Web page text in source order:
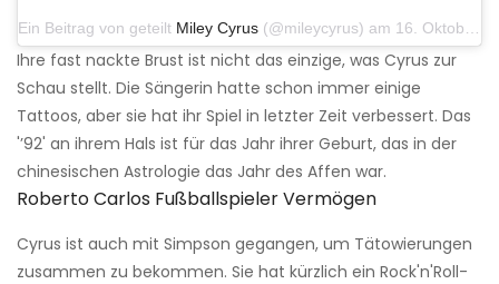
Ein Beitrag von geteilt Miley Cyrus (@mileycyrus) am 16. Oktober 2019 um 19:04 Uhr PDT
Ihre fast nackte Brust ist nicht das einzige, was Cyrus zur
Schau stellt. Die Sängerin hatte schon immer einige
Tattoos, aber sie hat ihr Spiel in letzter Zeit verbessert. Das
'’92' an ihrem Hals ist für das Jahr ihrer Geburt, das in der
chinesischen Astrologie das Jahr des Affen war.
Roberto Carlos Fußballspieler Vermögen
Cyrus ist auch mit Simpson gegangen, um Tätowierungen
zusammen zu bekommen. Sie hat kürzlich ein Rock'n'Roll-